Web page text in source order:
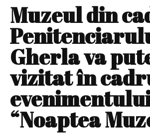
Muzeul din
Gherla va
vizitat în
“Noaptea